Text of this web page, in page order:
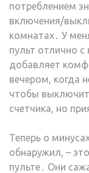
потреблением
включения/
комнатах․ У
пульт отлично с
добавляет
вечером, когда
чтобы
счетчика, но
Теперь о
обнаружил, –
пульте․ Они